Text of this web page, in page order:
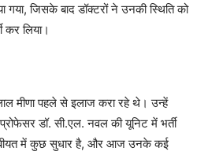
गया, जिसके बाद डॉक्टरों ने उनकी स्थिति को
लिया।
मीणा पहले से इलाज करा रहे थे। उन्हें
डॉ. सी.एल. नवल की यूनिट में भर्ती
में कुछ सुधार है, और आज उनके कई